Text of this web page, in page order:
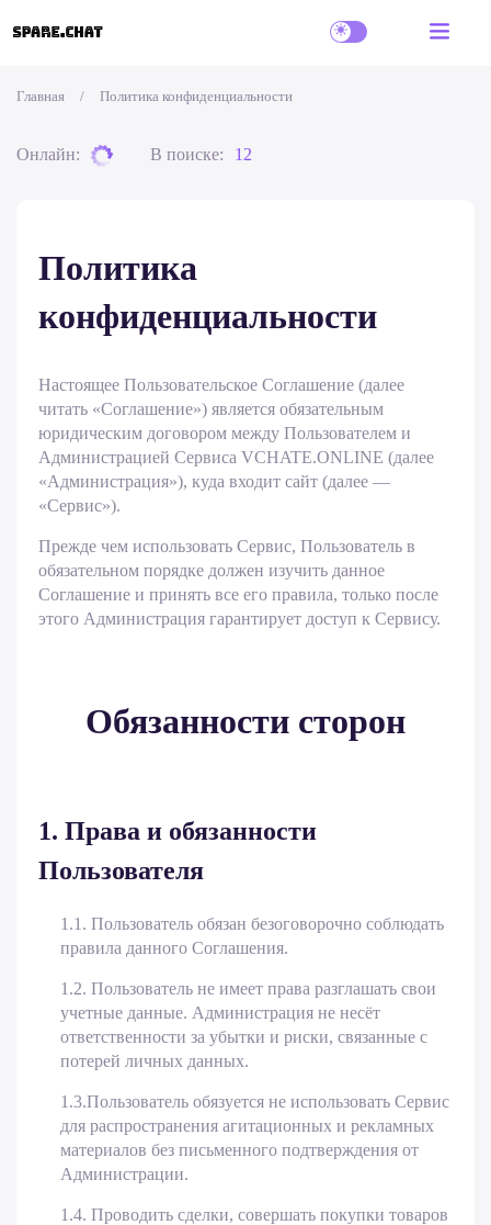
Главная / Политика конфиденциальности
Онлайн: В поиске: 12
Политика
конфиденциальности
Настоящее Пользовательское Соглашение (далее
читать «Соглашение») является обязательным
юридическим договором между Пользователем и
Администрацией Сервиса VCHATE.ONLINE (далее
«Администрация»), куда входит сайт (далее —
«Сервис»).
Прежде чем использовать Сервис, Пользователь в
обязательном порядке должен изучить данное
Соглашение и принять все его правила, только после
этого Администрация гарантирует доступ к Сервису.
Обязанности сторон
1. Права и обязанности
Пользователя
1.1. Пользователь обязан безоговорочно соблюдать
правила данного Соглашения.
1.2. Пользователь не имеет права разглашать свои
учетные данные. Администрация не несёт
ответственности за убытки и риски, связанные с
потерей личных данных.
1.3.Пользователь обязуется не использовать Сервис
для распространения агитационных и рекламных
материалов без письменного подтверждения от
Администрации.
1.4. Проводить сделки, совершать покупки товаров